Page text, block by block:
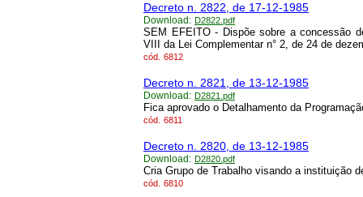
Decreto n. 2822, de 17-12-1985
Download: D2822.pdf
SEM EFEITO - Dispõe sobre a concessão
VIII da Lei Complementar n° 2, de 24 de
cód. 6812
Decreto n. 2821, de 13-12-1985
Download: D2821.pdf
Fica aprovado o Detalhamento da
cód. 6811
Decreto n. 2820, de 13-12-1985
Download: D2820.pdf
Cria Grupo de Trabalho visando a instituição
cód. 6810